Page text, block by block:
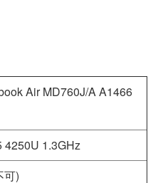
Air MD760J/A A1466
4250U 1.3GHz
可)